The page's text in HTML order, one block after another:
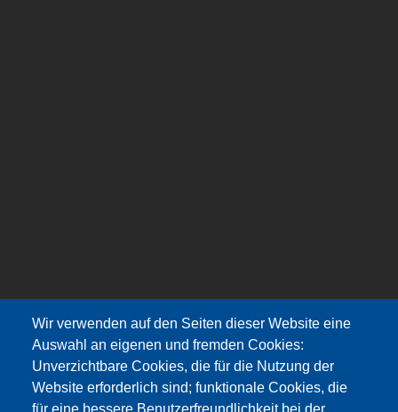
Wir verwenden auf den Seiten dieser Website eine
Auswahl an eigenen und fremden Cookies:
Unverzichtbare Cookies, die für die Nutzung der
Website erforderlich sind; funktionale Cookies, die